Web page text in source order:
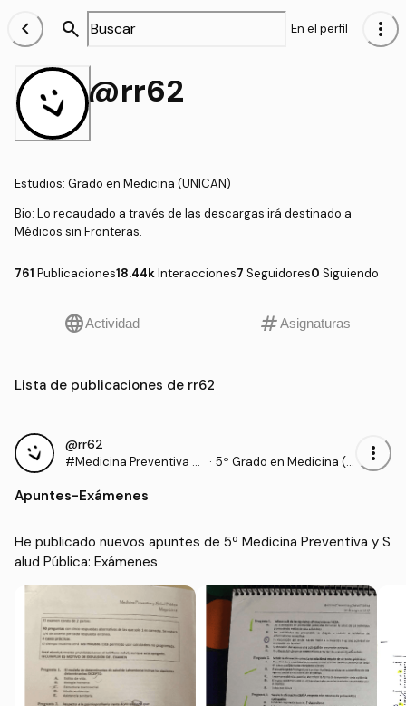
chevron_left search En el perfil more_vert
@rr62
Estudios: Grado en Medicina (UNICAN)
Bio: Lo recaudado a través de las descargas irá destinado a
Médicos sin Fronteras.
761 Publicaciones18.44kInteracciones7 Seguidores0 Siguiendo
languageActividad tagAsignaturas
Lista de publicaciones de rr62
@rr62
#Medicina Preventiva y
· 5º Grado en Medicina (U
more_vert
Apuntes-Exámenes
He publicado nuevos apuntes de 5º Medicina Preventiva y S
alud Pública: Exámenes